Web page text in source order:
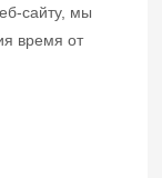
сайту, мы
время от